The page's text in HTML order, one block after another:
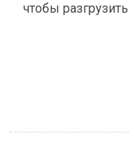
чтобы